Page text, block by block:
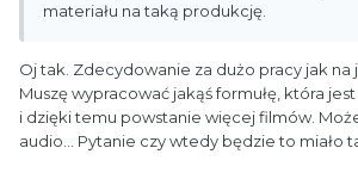
materiału na taką produkcję.
Oj tak. Zdecydowanie za dużo pracy jak
Muszę wypracować jakąś formułę, która
i dzięki temu powstanie więcej filmów.
audio... Pytanie czy wtedy będzie to miało